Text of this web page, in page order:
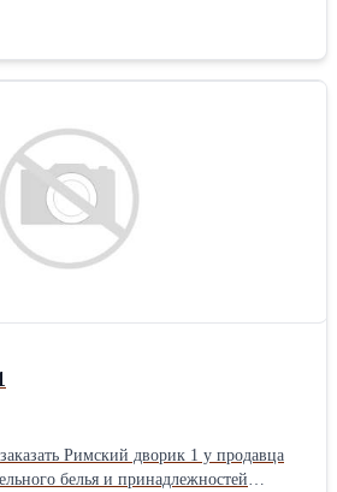
Книжка ПВХ комплектация:
ткани: 110 гр/м Тип простыни КПБ:
на пододеяльнике КПБ: Разрез (в
Римский дворик 1 у продавца
белья и принадлежностей